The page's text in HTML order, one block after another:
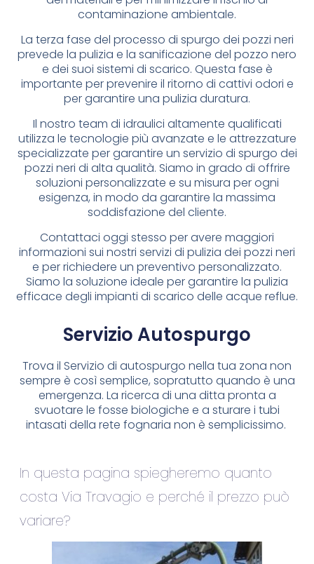
contaminazione ambientale.
La terza fase del processo di spurgo dei pozzi neri
prevede la pulizia e la sanificazione del pozzo nero
e dei suoi sistemi di scarico. Questa fase è
importante per prevenire il ritorno di cattivi odori e
per garantire una pulizia duratura.
Il nostro team di idraulici altamente qualificati
utilizza le tecnologie più avanzate e le attrezzature
specializzate per garantire un servizio di spurgo dei
pozzi neri di alta qualità. Siamo in grado di offrire
soluzioni personalizzate e su misura per ogni
esigenza, in modo da garantire la massima
soddisfazione del cliente.
Contattaci oggi stesso per avere maggiori
informazioni sui nostri servizi di pulizia dei pozzi neri
e per richiedere un preventivo personalizzato.
Siamo la soluzione ideale per garantire la pulizia
efficace degli impianti di scarico delle acque reflue.
Servizio Autospurgo
Trova il Servizio di autospurgo nella tua zona non
sempre è così semplice, sopratutto quando è una
emergenza. La ricerca di una ditta pronta a
svuotare le fosse biologiche e a sturare i tubi
intasati della rete fognaria non è semplicissimo.
In questa pagina spiegheremo quanto
costa Via Travagio e perché il prezzo può
variare?